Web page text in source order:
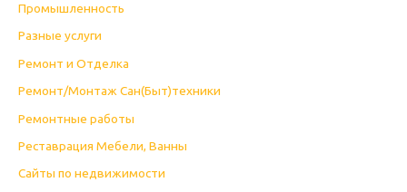
Промышленность
Разные услуги
Ремонт и Отделка
Ремонт/Монтаж Сан(Быт)техники
Ремонтные работы
Реставрация Мебели, Ванны
Сайты по недвижимости